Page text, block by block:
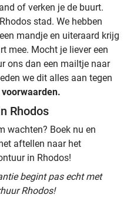
of verken je de buurt.
stad. We hebben
mandje en uiteraard krijg
mee. Mocht je liever een
ons dan een mailtje naar
we dit alles aan tegen
Rhodos
wachten? Boek nu en
aftellen naar het
in Rhodos!
begint pas echt met
Rhodos!